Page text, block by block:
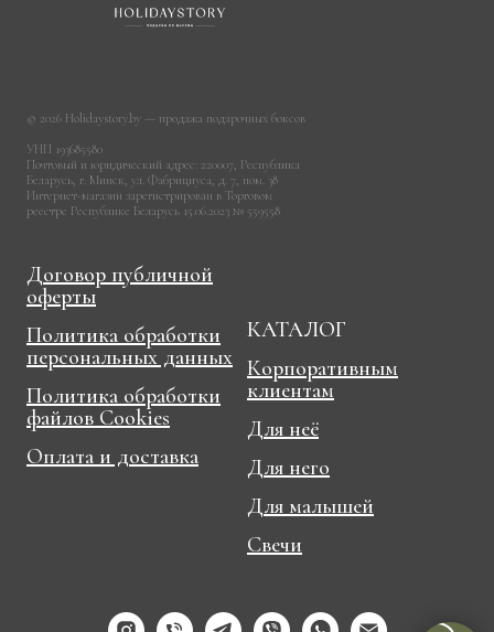
© 2026 Holidaystory.by — продажа подарочных боксов
УНП 193685580
Почтовый и юридический адрес: 220007, Республика
Беларусь, г. Минск, ул. Фабрициуса, д. 7, пом. 38
Интернет-магазин зарегистрирован в Торговом
реестре Республике Беларусь 15.06.2023 № 559558
Договор публичной
оферты
Политика обработки
персональных данных
Политика обработки
файлов Cookies
Оплата и доставка
КАТАЛОГ
Корпоративным
клиентам
Для неё
Для него
Для малышей
Свечи